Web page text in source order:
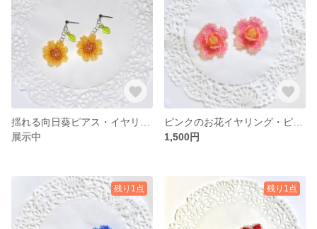
展示中
1,500円
残り1点 残り1点